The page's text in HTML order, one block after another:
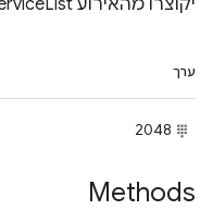
יקוצרו מהאירוע onServiceList.
ערך
2048
Methods